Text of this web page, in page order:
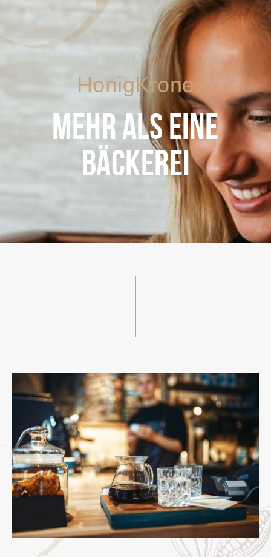
HonigKrone
MEHR ALS EINE
BÄCKEREI